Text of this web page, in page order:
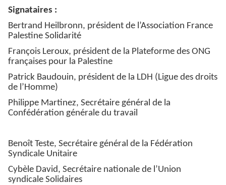
Signataires :
Bertrand Heilbronn, président de l’Association France
Palestine Solidarité
François Leroux, président de la Plateforme des ONG
françaises pour la Palestine
Patrick Baudouin, président de la LDH (Ligue des droits
de l’Homme)
Philippe Martinez, Secrétaire général de la
Confédération générale du travail
Benoît Teste, Secrétaire général de la Fédération
Syndicale Unitaire
Cybèle David, Secrétaire nationale de l’Union
syndicale Solidaires